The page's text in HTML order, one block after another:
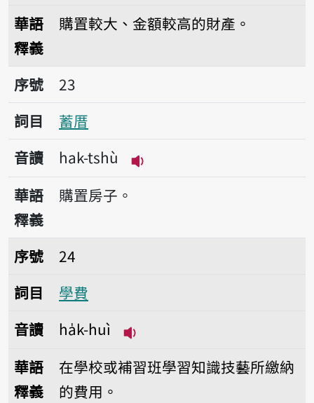
華語
釋義
購置較大、金額較高的財產。
序號23蓄厝
序號
23
詞目
蓄厝
音讀
hak-tshù
播放音讀hak-tshù
華語
釋義
購置房子。
序號24學費
序號
24
詞目
學費
音讀
ha̍k-huì
華語
釋義
在學校或補習班學習知識技藝所繳納
的費用。